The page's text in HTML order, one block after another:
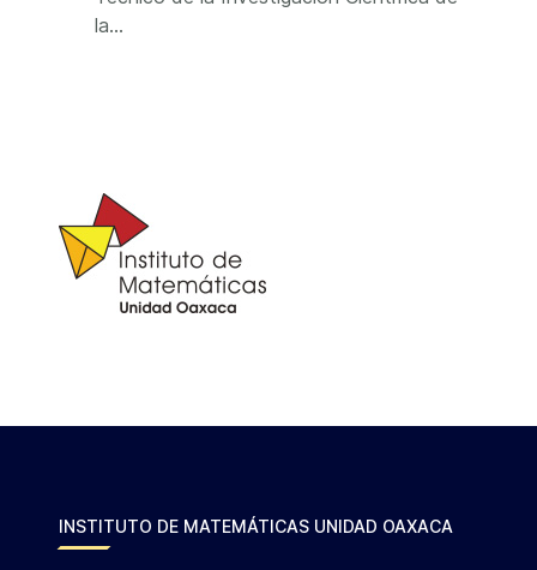
la...
INSTITUTO DE MATEMÁTICAS UNIDAD OAXACA